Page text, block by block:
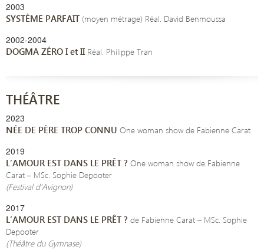
2003
SYSTÈME PARFAIT (moyen métrage) Réal. David Benmoussa
2002-2004
DOGMA ZÉRO I et II Réal. Philippe Tran
THÉÂTRE
2023
NÉE DE PÈRE TROP CONNU One woman show de Fabienne Carat
2019
L’AMOUR EST DANS LE PRÊT ? One woman show de Fabienne
Carat – MSc. Sophie Depooter
(Festival d’Avignon)
2017
L’AMOUR EST DANS LE PRÊT ? de Fabienne Carat – MSc. Sophie
Depooter
(Théâtre du Gymnase)